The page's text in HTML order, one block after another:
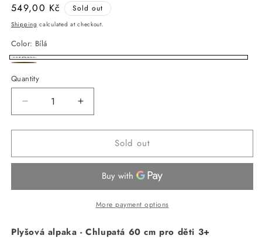
Regular
price
549,00 Kč Sold out
Shipping calculated at checkout.
Color: Bílá
Bílá
Variant
sold
or
unavailable
sold
out
or
unavailable
Quantity
Decrease
quantity
for
lama
Increase
quantity
for
Plyšová
lama
Sold out
More payment options
Plyšová alpaka - Chlupatá 60 cm pro děti 3+